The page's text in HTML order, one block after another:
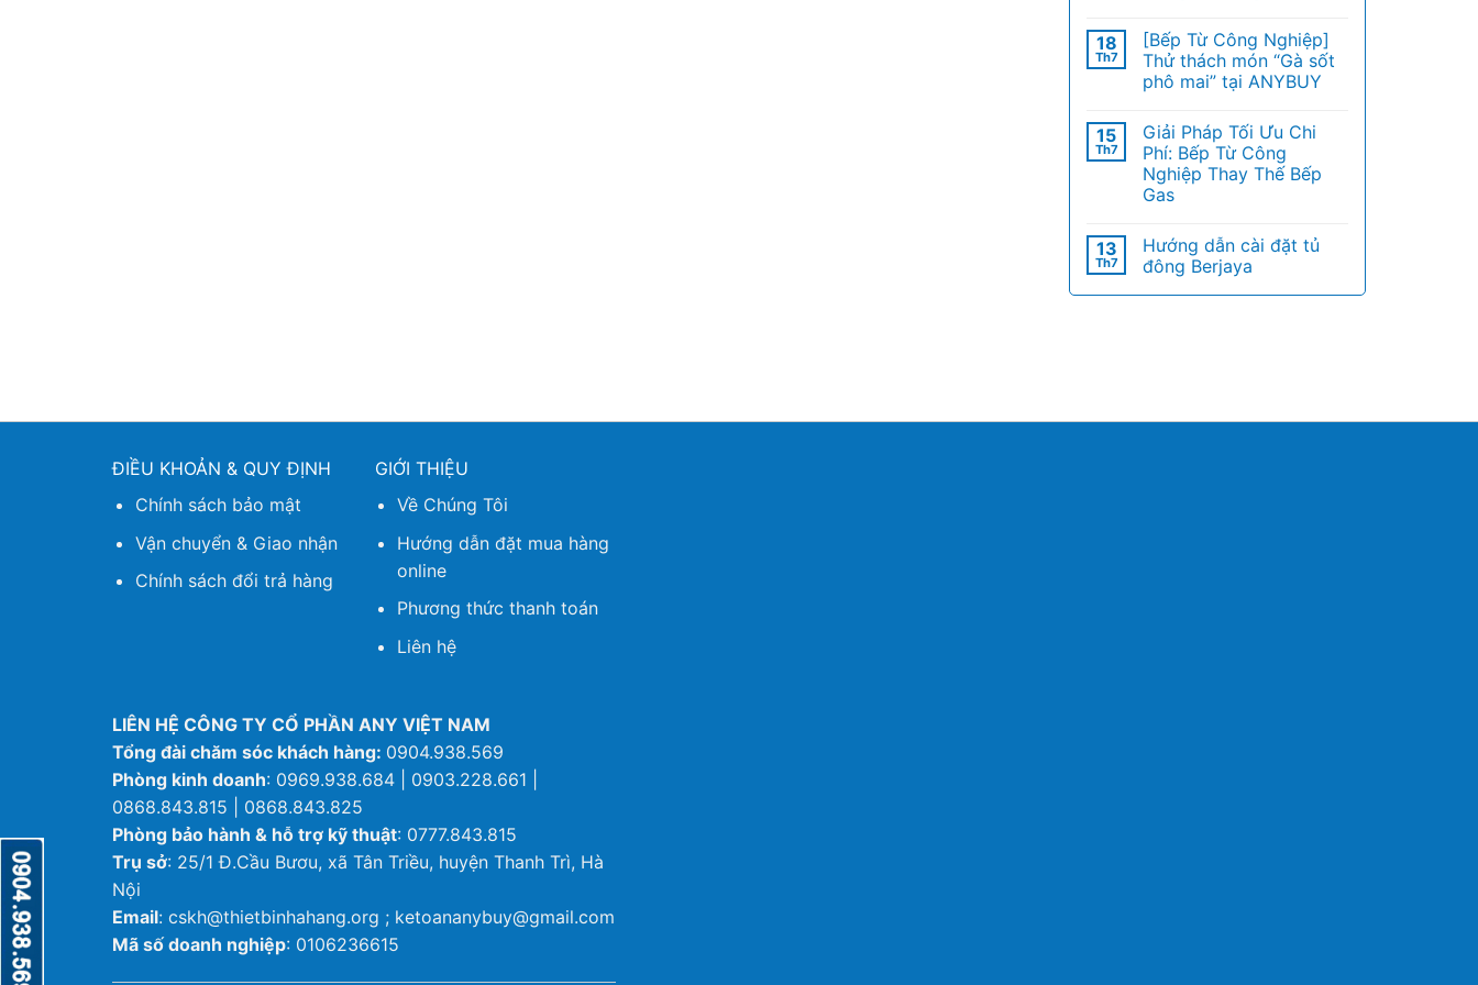
18
Th7
[Bếp Từ Công Nghiệp]
Thử thách món “Gà sốt
phô mai” tại ANYBUY
15
Th7
Giải Pháp Tối Ưu Chi
Phí: Bếp Từ Công
Nghiệp Thay Thế Bếp
Gas
13
Th7
Hướng dẫn cài đặt tủ
đông Berjaya
ĐIỀU KHOẢN & QUY ĐỊNH
Chính sách bảo mật
Vận chuyển & Giao nhận
Chính sách đổi trả hàng
GIỚI THIỆU
Về Chúng Tôi
Hướng dẫn đặt mua hàng
online
Phương thức thanh toán
Liên hệ
LIÊN HỆ CÔNG TY CỔ PHẦN ANY VIỆT NAM
Tổng đài chăm sóc khách hàng: 0904.938.569
Phòng kinh doanh: 0969.938.684 | 0903.228.661 |
0868.843.815 | 0868.843.825
Phòng bảo hành & hỗ trợ kỹ thuật: 0777.843.815
Trụ sở: 25/1 Đ.Cầu Bươu, xã Tân Triều, huyện Thanh Trì, Hà
Nội
Email: cskh@thietbinhahang.org ; ketoananybuy@gmail.com
Mã số doanh nghiệp: 0106236615